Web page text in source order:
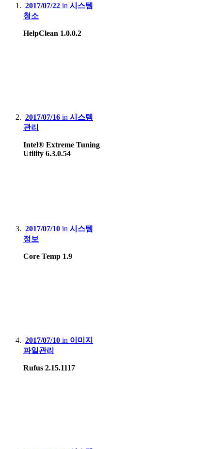
2017/07/22 in 시스템
청소
HelpClean 1.0.0.2
2017/07/16 in 시스템
관리
Intel® Extreme Tuning
Utility 6.3.0.54
2017/07/10 in 시스템
정보
Core Temp 1.9
2017/07/10 in 이미지
파일관리
Rufus 2.15.1117